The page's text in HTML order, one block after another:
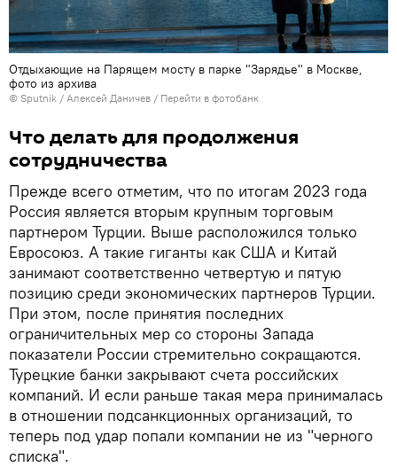
Отдыхающие на Парящем мосту в парке "Зарядье" в Москве,
фото из архива
© Sputnik / Алексей Даничев / Перейти в фотобанк
Что делать для продолжения
сотрудничества
Прежде всего отметим, что по итогам 2023 года
Россия является вторым крупным торговым
партнером Турции. Выше расположился только
Евросоюз. А такие гиганты как США и Китай
занимают соответственно четвертую и пятую
позицию среди экономических партнеров Турции.
При этом, после принятия последних
ограничительных мер со стороны Запада
показатели России стремительно сокращаются.
Турецкие банки закрывают счета российских
компаний. И если раньше такая мера принималась
в отношении подсанкционных организаций, то
теперь под удар попали компании не из "черного
списка".